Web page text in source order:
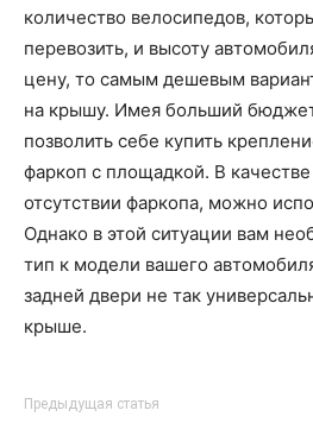
количество велосипедов,
перевозить, и высоту
цену, то самым дешевым
на крышу. Имея больший
позволить себе купить
фаркоп с площадкой. В
отсутствии фаркопа, можно
Однако в этой ситуации вам
тип к модели вашего
задней двери не так
крыше.
Предыдущая статья